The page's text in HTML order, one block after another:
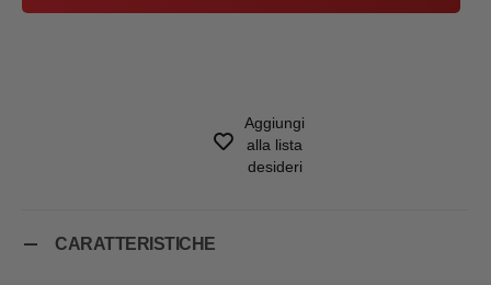
Aggiungi
alla lista
desideri
CARATTERISTICHE